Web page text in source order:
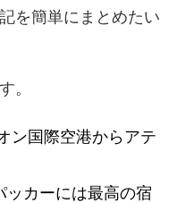
を簡単にまとめたい
。
ン国際空港からアテ
カーには最高の宿